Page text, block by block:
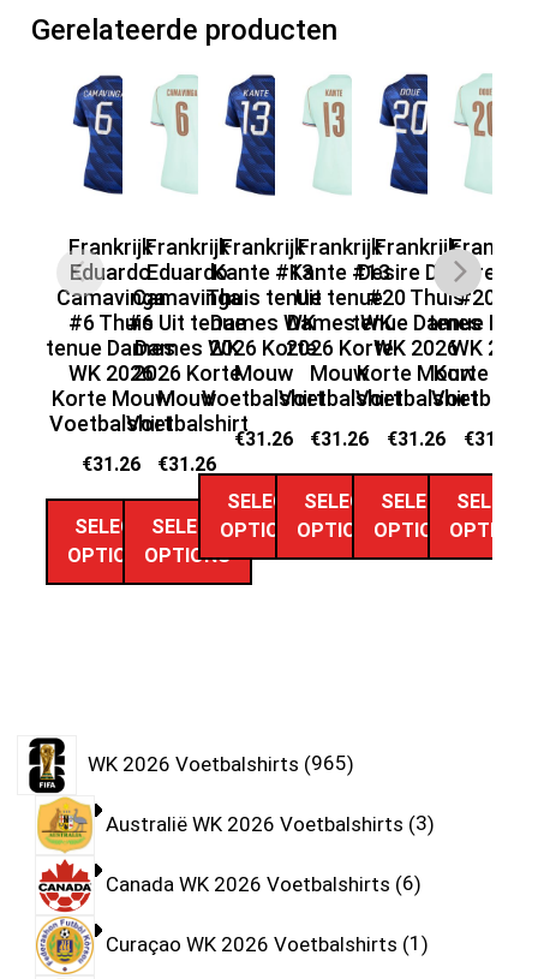
Gerelateerde producten
Frankrijk
Eduardo
Camavinga
#6 Thuis
tenue Dames
WK 2026
Korte Mouw
Voetbalshirt
€31.26
SELECT
OPTIONS
Frankrijk
Eduardo
Camavinga
#6 Uit tenue
Dames WK
2026 Korte
Mouw
Voetbalshirt
€31.26
SELECT
OPTIONS
Frankrijk
Kante #13
Thuis tenue
Dames WK
2026 Korte
Mouw
Voetbalshirt
€31.26
SELECT
OPTIONS
Frankrijk
Kante #13
Uit tenue
Dames WK
2026 Korte
Mouw
Voetbalshirt
€31.26
SELECT
OPTIONS
Frankrijk
Desire Doue
#20 Thuis
tenue Dames
WK 2026
Korte Mouw
Voetbalshirt
€31.26
SELECT
OPTIONS
Frankrijk
Desire
#20 Uit
tenue
WK 2026
Korte
€31.26
SELECT
OPTIONS
WK 2026 Voetbalshirts 965
Australië WK 2026 Voetbalshirts 3
Canada WK 2026 Voetbalshirts 6
Curaçao WK 2026 Voetbalshirts 1